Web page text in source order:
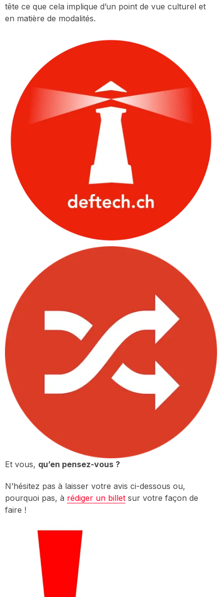
tête ce que cela implique d’un point de vue culturel et
en matière de modalités.
Et vous, qu’en pensez-vous ?
N’hésitez pas à laisser votre avis ci-dessous ou,
pourquoi pas, à rédiger un billet sur votre façon de
faire !